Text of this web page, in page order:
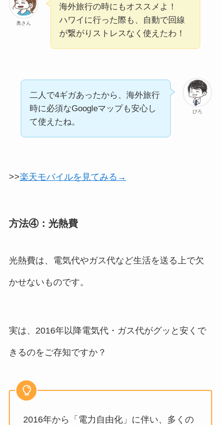
奥さん
海外旅行の時にもオススメよ！
ハワイに行った際も、自動で回線
が繋がりストレスなく使えたわ！
ぴろ
二人で4ギガあったから、海外旅行
時に必須なGoogleマップも安心し
て使えたね。
>>楽天モバイルを見てみる→
方法④：光熱費
光熱費は、電気代やガス代など生活を送る上で欠
かせないものです。
実は、2016年以降電気代・ガス代がグッと安くで
きるのをご存知ですか？
2016年から「電力自由化」に伴い、多くの